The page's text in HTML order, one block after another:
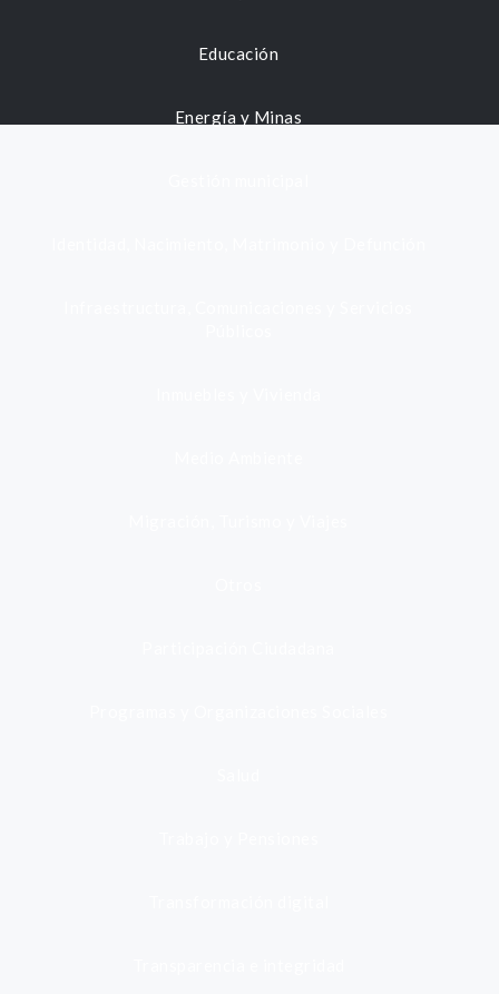
Educación
Energía y Minas